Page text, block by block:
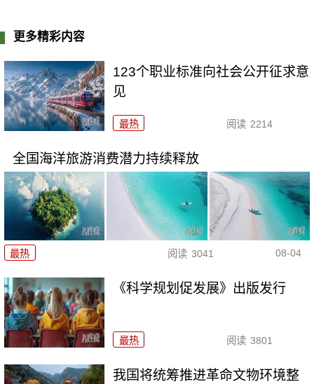
更多精彩内容
123个职业标准向社会公开征求意
见
最热 阅读 2214
全国海洋旅游消费潜力持续释放
最热 阅读 3041 08-04
《科学规划促发展》出版发行
最热 阅读 3801
我国将统筹推进革命文物环境整